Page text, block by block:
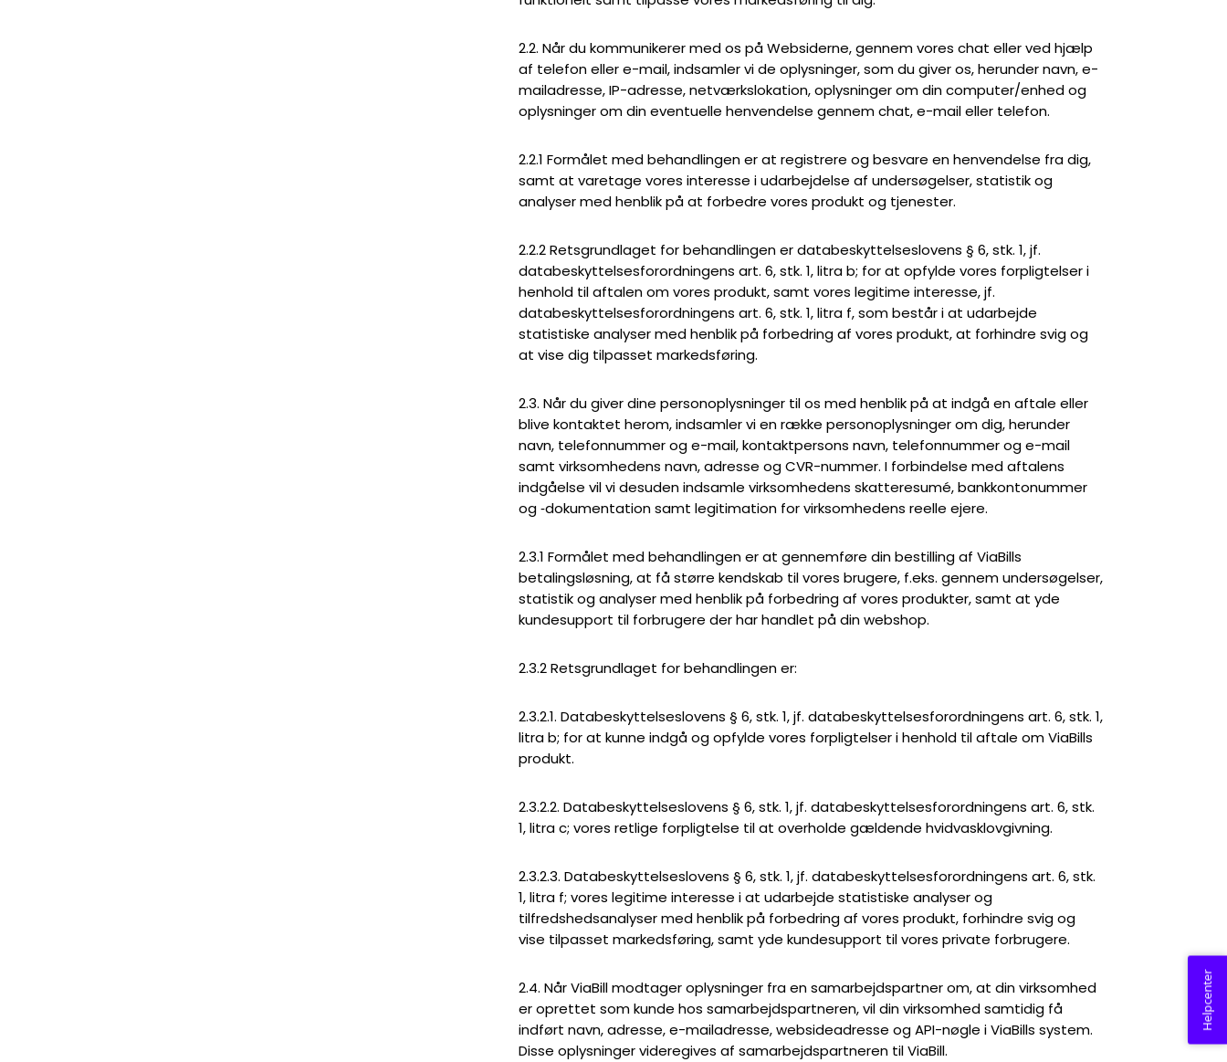
2.2. Når du kommunikerer med os på Websiderne, gennem vores chat eller ved hjælp
af telefon eller e-mail, indsamler vi de oplysninger, som du giver os, herunder navn, e-
mailadresse, IP-adresse, netværkslokation, oplysninger om din computer/enhed og
oplysninger om din eventuelle henvendelse gennem chat, e-mail eller telefon.
2.2.1 Formålet med behandlingen er at registrere og besvare en henvendelse fra dig,
samt at varetage vores interesse i udarbejdelse af undersøgelser, statistik og
analyser med henblik på at forbedre vores produkt og tjenester.
2.2.2 Retsgrundlaget for behandlingen er databeskyttelseslovens § 6, stk. 1, jf.
databeskyttelsesforordningens art. 6, stk. 1, litra b; for at opfylde vores forpligtelser i
henhold til aftalen om vores produkt, samt vores legitime interesse, jf.
databeskyttelsesforordningens art. 6, stk. 1, litra f, som består i at udarbejde
statistiske analyser med henblik på forbedring af vores produkt, at forhindre svig og
at vise dig tilpasset markedsføring.
2.3. Når du giver dine personoplysninger til os med henblik på at indgå en aftale eller
blive kontaktet herom, indsamler vi en række personoplysninger om dig, herunder
navn, telefonnummer og e-mail, kontaktpersons navn, telefonnummer og e-mail
samt virksomhedens navn, adresse og CVR-nummer. I forbindelse med aftalens
indgåelse vil vi desuden indsamle virksomhedens skatteresumé, bankkontonummer
og ‑dokumentation samt legitimation for virksomhedens reelle ejere.
2.3.1 Formålet med behandlingen er at gennemføre din bestilling af ViaBills
betalingsløsning, at få større kendskab til vores brugere, f.eks. gennem undersøgelser,
statistik og analyser med henblik på forbedring af vores produkter, samt at yde
kundesupport til forbrugere der har handlet på din webshop.
2.3.2 Retsgrundlaget for behandlingen er:
2.3.2.1. Databeskyttelseslovens § 6, stk. 1, jf. databeskyttelsesforordningens art. 6, stk. 1,
litra b; for at kunne indgå og opfylde vores forpligtelser i henhold til aftale om ViaBills
produkt.
2.3.2.2. Databeskyttelseslovens § 6, stk. 1, jf. databeskyttelsesforordningens art. 6, stk.
1, litra c; vores retlige forpligtelse til at overholde gældende hvidvasklovgivning.
2.3.2.3. Databeskyttelseslovens § 6, stk. 1, jf. databeskyttelsesforordningens art. 6, stk.
1, litra f; vores legitime interesse i at udarbejde statistiske analyser og
tilfredshedsanalyser med henblik på forbedring af vores produkt, forhindre svig og
vise tilpasset markedsføring, samt yde kundesupport til vores private forbrugere.
2.4. Når ViaBill modtager oplysninger fra en samarbejdspartner om, at din virksomhed
er oprettet som kunde hos samarbejdspartneren, vil din virksomhed samtidig få
indført navn, adresse, e-mailadresse, websideadresse og API-nøgle i ViaBills system.
Disse oplysninger videregives af samarbejdspartneren til ViaBill.
Helpcenter